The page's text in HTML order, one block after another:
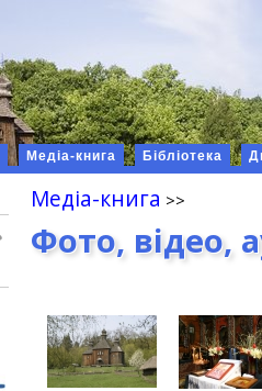
Медіа-книга Бібліотека
Медіа-книга
Фото, відео,